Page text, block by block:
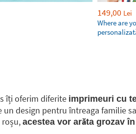
149,00 Lei
Where are
îți oferim diferite imprimeuri cu
design pentru întreaga familie
acestea vor arăta grozav